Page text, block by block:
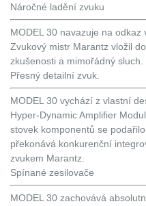
Náročné ladění zvuku
MODEL 30 navazuje na
Zvukový mistr Marantz vložil
zkušenosti a mimořádný sluch.
Přesný detailní zvuk.
MODEL 30 vychází z vlastní
Hyper-Dynamic Amplifier
stovek komponentů se
překonává konkurenční
zvukem Marantz.
Spínané zesilovače
MODEL 30 zachovává